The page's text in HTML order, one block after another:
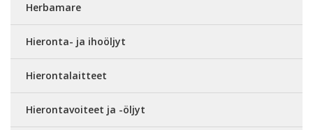
Herbamare
Hieronta- ja ihoöljyt
Hierontalaitteet
Hierontavoiteet ja -öljyt